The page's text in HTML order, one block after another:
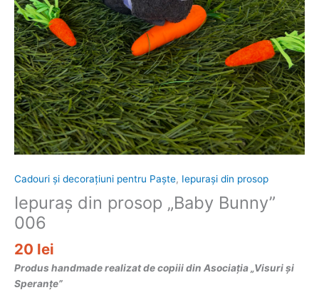
Cadouri și decorațiuni pentru Paște, Iepurași din prosop
Iepuraș din prosop „Baby Bunny”
006
20 lei
Produs handmade realizat de copiii din Asociația „Visuri și
Speranțe”